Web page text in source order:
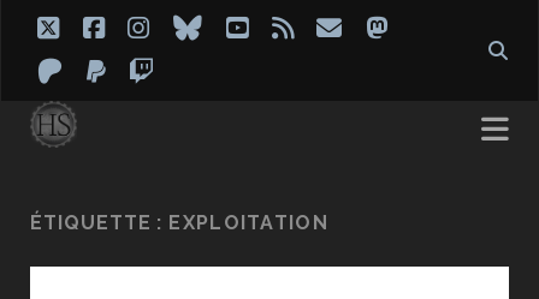
twitterfacebook
instagram
blueskyyoutube
rss emailmastodon
patreon
paypal
ÉTIQUETTE : EXPLOITATION